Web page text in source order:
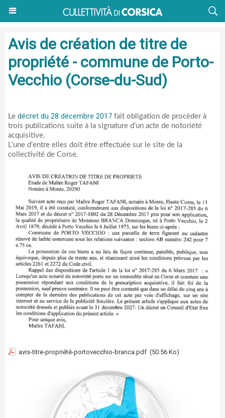
Avis de création de titre de
propriété - commune de Porto-
Vecchio (Corse-du-Sud)
Le décret du 28 décembre 2017 fait obligation de procéder à
trois publications suite à la signature d’un acte de notoriété
acquisitive.
L’une d’entre elles doit être effectuée sur le site de la
collectivité de Corse.
avis-titre-propriété-portovecchio-branca.pdf (50.56 Ko)